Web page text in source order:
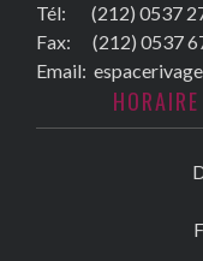
Tél: (212) 0537
Fax: (212) 0537
Email: